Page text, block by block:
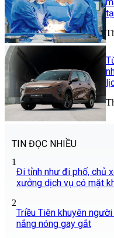
TIN ĐỌC NHIỀU
1
Đi tỉnh như đi phố, chủ
xưởng dịch vụ có mặt
2
Triều Tiên khuyên
nắng nóng gay gắt